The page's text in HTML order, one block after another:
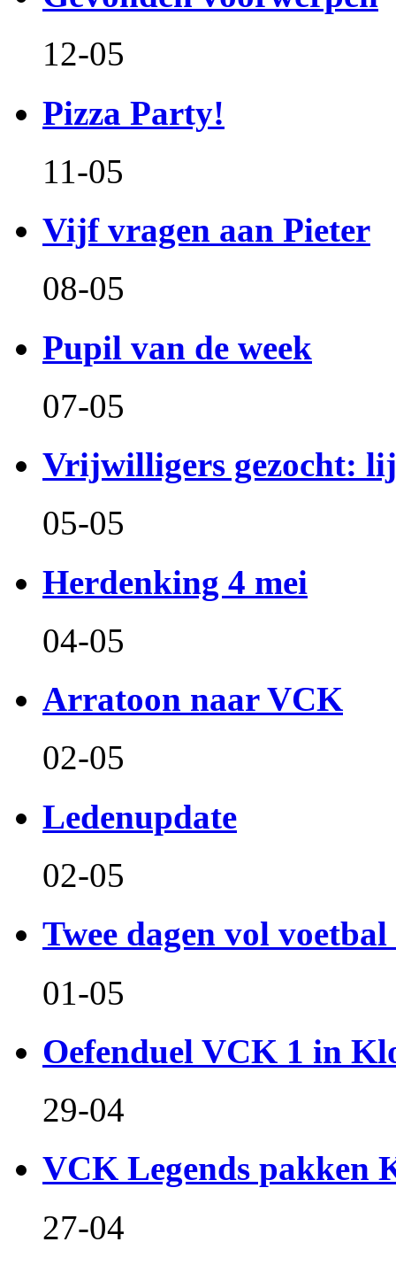
12-05
Pizza Party!
11-05
Vijf vragen aan Pieter
08-05
Pupil van de week
07-05
Vrijwilligers gezocht:
05-05
Herdenking 4 mei
04-05
Arratoon naar VCK
02-05
Ledenupdate
02-05
Twee dagen vol
01-05
Oefenduel VCK 1 in
29-04
VCK Legends pakken
27-04